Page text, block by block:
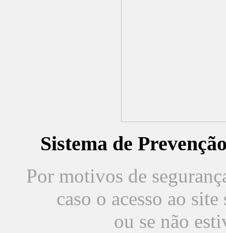
Sistema de
Por motivos de
caso o acesso ao
ou se não